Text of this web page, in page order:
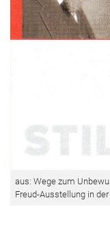
aus: Wege zum
Freud-Ausstellung in